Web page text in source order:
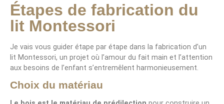
Étapes de fabrication du
lit Montessori
Je vais vous guider étape par étape dans la fabrication d’un
lit Montessori, un projet où l’amour du fait main et l’attention
aux besoins de l’enfant s’entremêlent harmonieusement.
Choix du matériau